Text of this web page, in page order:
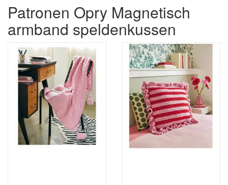
Patronen Opry Magnetisch
armband speldenkussen